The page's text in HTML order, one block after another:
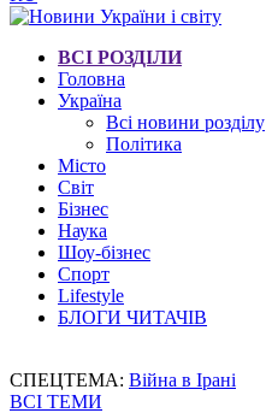
ВСІ РОЗДІЛИ
Головна
Україна
Всі новини розділу
Політика
Місто
Світ
Бізнес
Наука
Шоу-бізнес
Спорт
Lifestyle
БЛОГИ ЧИТАЧІВ
СПЕЦТЕМА: Війна в Ірані
ВСІ ТЕМИ